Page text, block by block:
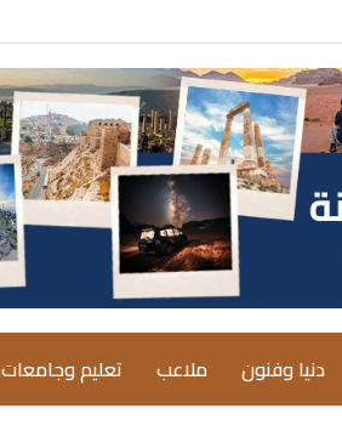
دنيا وفنون ملاعب تعليم وجامعات